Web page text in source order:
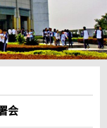
会